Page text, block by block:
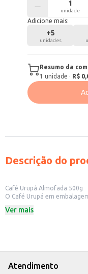
unidade
Adicione mais:
+5
unidades
Resumo da
1 unidade · R$
Descrição do
Café Urupá Almofada 500g
O Café Urupá em
produto de qualidade para o
Perfeito para o preparo de
O Café Urupá Almofada
sabor do café, seja para
Ver mais
Atendimento